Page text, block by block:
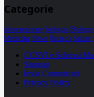
Categorie
alimentazione biologia Biology
Medicina News Ricerca Salute
CCSVI e Sclerosi
Sitemap
Invia Comunicati
Privacy Policy